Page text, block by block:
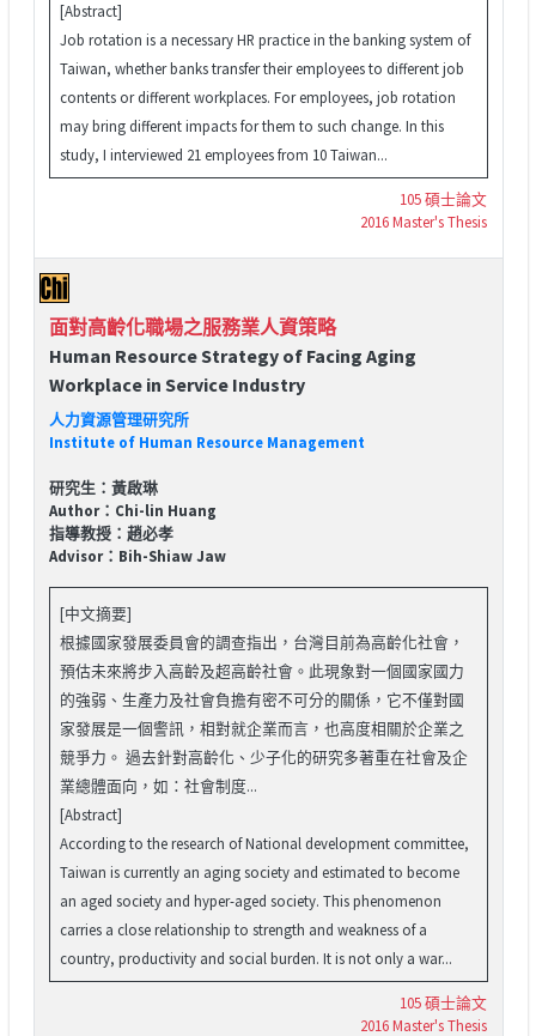
[Abstract]
Job rotation is a necessary HR practice in the banking system of
Taiwan, whether banks transfer their employees to different job
contents or different workplaces. For employees, job rotation
may bring different impacts for them to such change. In this
study, I interviewed 21 employees from 10 Taiwan...
105 碩士論文
2016 Master's Thesis
面對高齡化職場之服務業人資策略
Human Resource Strategy of Facing Aging
Workplace in Service Industry
人力資源管理研究所
Institute of Human Resource Management
研究生：黃啟琳
Author：Chi-lin Huang
指導教授：趙必孝
Advisor：Bih-Shiaw Jaw
[中文摘要]
根據國家發展委員會的調查指出，台灣目前為高齡化社會，
預估未來將步入高齡及超高齡社會。此現象對一個國家國力
的強弱、生產力及社會負擔有密不可分的關係，它不僅對國
家發展是一個警訊，相對就企業而言，也高度相關於企業之
競爭力。 過去針對高齡化、少子化的研究多著重在社會及企
業總體面向，如：社會制度...
[Abstract]
According to the research of National development committee,
Taiwan is currently an aging society and estimated to become
an aged society and hyper-aged society. This phenomenon
carries a close relationship to strength and weakness of a
country, productivity and social burden. It is not only a war...
105 碩士論文
2016 Master's Thesis